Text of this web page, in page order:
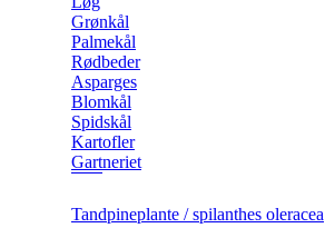
Grønkål
Palmekål
Rødbeder
Asparges
Blomkål
Spidskål
Kartofler
Gartneriet
Tandpineplante / spilanthes oleracea